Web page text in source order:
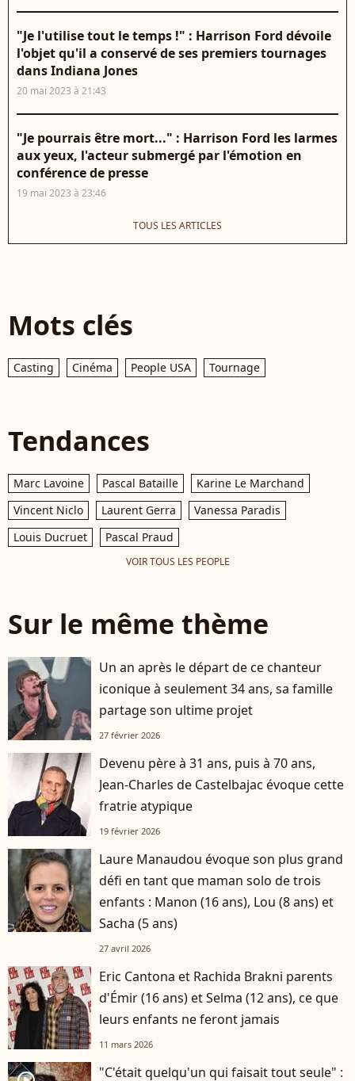
"Je l'utilise tout le temps !" : Harrison Ford dévoile
l'objet qu'il a conservé de ses premiers tournages
dans Indiana Jones
20 mai 2023 à 21:43
"Je pourrais être mort..." : Harrison Ford les larmes
aux yeux, l'acteur submergé par l'émotion en
conférence de presse
19 mai 2023 à 23:46
TOUS LES ARTICLES
Mots clés
Casting Cinéma People USA Tournage
Tendances
Marc Lavoine Pascal Bataille
Karine Le Marchand
Vincent Niclo
Laurent Gerra
Vanessa Paradis
Louis Ducruet
Pascal Praud
VOIR TOUS LES PEOPLE
Sur le même thème
Un an après le départ de ce chanteur
iconique à seulement 34 ans, sa famille
partage son ultime projet
27 février 2026
Devenu père à 31 ans, puis à 70 ans,
Jean-Charles de Castelbajac évoque cette
fratrie atypique
19 février 2026
Laure Manaudou évoque son plus grand
défi en tant que maman solo de trois
enfants : Manon (16 ans), Lou (8 ans) et
Sacha (5 ans)
27 avril 2026
Eric Cantona et Rachida Brakni parents
d'Émir (16 ans) et Selma (12 ans), ce que
leurs enfants ne feront jamais
11 mars 2026
"C'était quelqu'un qui faisait tout seule" :